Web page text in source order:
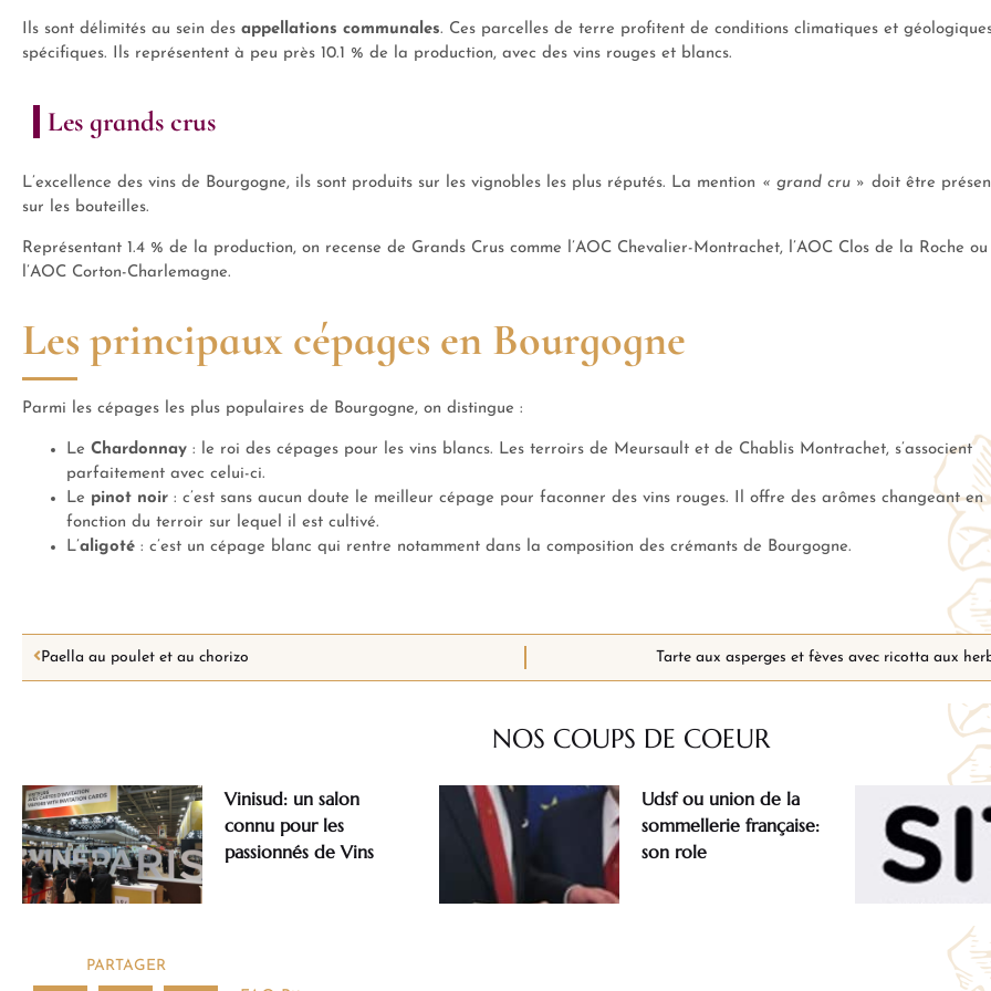
Ils sont délimités au sein des appellations communales. Ces parcelles de terre profitent de conditions climatiques et
spécifiques. Ils représentent à peu près 10.1 % de la production, avec des vins rouges et blancs.
Les grands crus
L’excellence des vins de Bourgogne, ils sont produits sur les vignobles les plus réputés. La mention « grand cru » doit être
sur les bouteilles.
Représentant 1.4 % de la production, on recense de Grands Crus comme l’AOC Chevalier-Montrachet, l’AOC Clos de la Roche ou
l’AOC Corton-Charlemagne.
Les principaux cépages en Bourgogne
Parmi les cépages les plus populaires de Bourgogne, on distingue :
Le Chardonnay : le roi des cépages pour les vins blancs. Les terroirs de Meursault et de Chablis Montrachet, s’associent
parfaitement avec celui-ci.
Le pinot noir : c’est sans aucun doute le meilleur cépage pour faconner des vins rouges. Il offre des arômes changeant en
fonction du terroir sur lequel il est cultivé.
L’aligoté : c’est un cépage blanc qui rentre notamment dans la composition des crémants de Bourgogne.
Paella au poulet et au chorizo Tarte aux asperges et fèves avec ricotta aux
NOS COUPS DE COEUR
Vinisud: un salon
connu pour les
passionnés de Vins
Udsf ou union de la
sommellerie française:
son role
PARTAGER